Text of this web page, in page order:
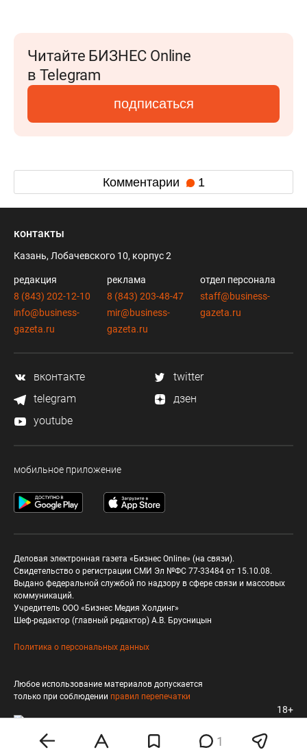
Читайте БИЗНЕС Online
в Telegram
подписаться
Комментарии 1
1
контакты
Казань, Лобачевского 10, корпус 2
редакция
8 (843) 202-12-10
info@business-
gazeta.ru
реклама
8 (843) 203-48-47
mir@business-
gazeta.ru
отдел персонала
staff@business-
gazeta.ru
вконтакте
twitter
telegram
дзен
youtube
мобильное приложение
Деловая электронная газета «Бизнес Online» (на связи).
Свидетельство о регистрации СМИ Эл №ФС 77-33484 от 15.10.08.
Выдано федеральной службой по надзору в сфере связи и массовых
коммуникаций.
Учредитель ООО «Бизнес Медия Холдинг»
Шеф-редактор (главный редактор) А.В. Брусницын
Политика о персональных данных
Любое использование материалов допускается
только при соблюдении правил перепечатки
18+